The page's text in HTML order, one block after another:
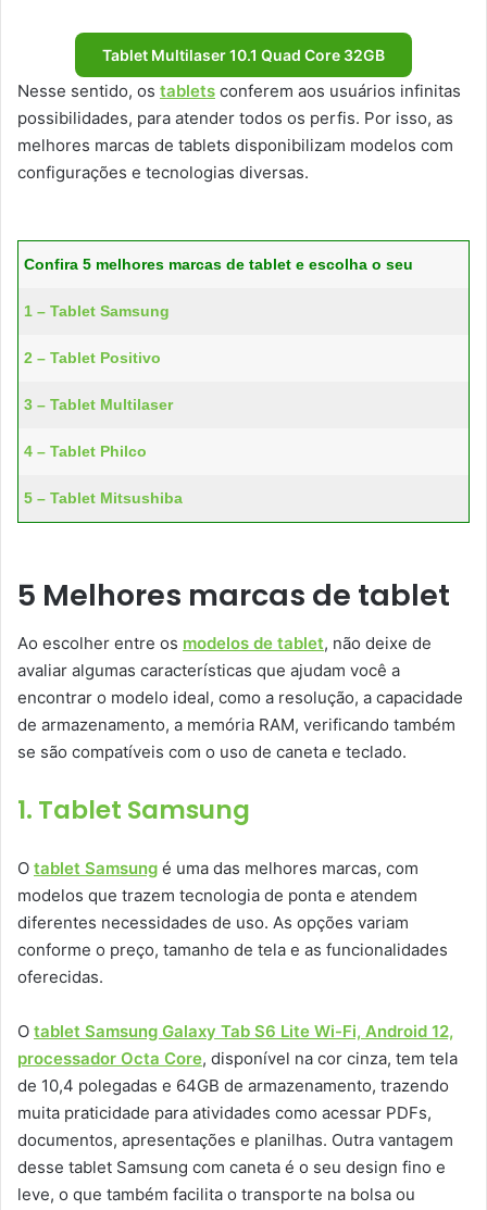
Tablet Multilaser 10.1 Quad Core 32GB
Nesse sentido, os tablets conferem aos usuários infinitas
possibilidades, para atender todos os perfis. Por isso, as
melhores marcas de tablets disponibilizam modelos com
configurações e tecnologias diversas.
Confira 5 melhores marcas de tablet e escolha o seu
1 – Tablet Samsung
2 – Tablet Positivo
3 – Tablet Multilaser
4 – Tablet Philco
5 – Tablet Mitsushiba
5 Melhores marcas de tablet
Ao escolher entre os modelos de tablet, não deixe de
avaliar algumas características que ajudam você a
encontrar o modelo ideal, como a resolução, a capacidade
de armazenamento, a memória RAM, verificando também
se são compatíveis com o uso de caneta e teclado.
1. Tablet Samsung
O tablet Samsung é uma das melhores marcas, com
modelos que trazem tecnologia de ponta e atendem
diferentes necessidades de uso. As opções variam
conforme o preço, tamanho de tela e as funcionalidades
oferecidas.
O tablet Samsung Galaxy Tab S6 Lite Wi-Fi, Android 12,
processador Octa Core, disponível na cor cinza, tem tela
de 10,4 polegadas e 64GB de armazenamento, trazendo
muita praticidade para atividades como acessar PDFs,
documentos, apresentações e planilhas. Outra vantagem
desse tablet Samsung com caneta é o seu design fino e
leve, o que também facilita o transporte na bolsa ou